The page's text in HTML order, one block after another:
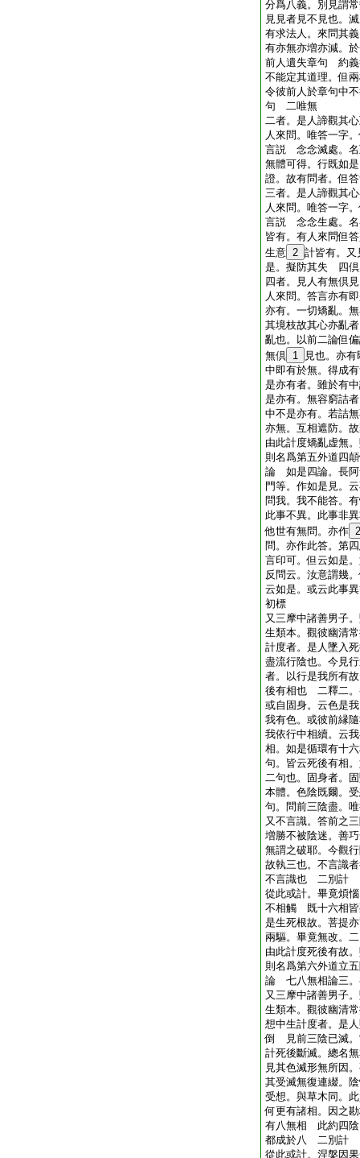
分爲八義。別見謂
見見者見不見也。
有求法人。來問其
有亦無亦増亦減。
前人遺失章句 約義
不能定其道理。但
令彼前人於章句中
句 二唯無
二者。是人諦觀其
人來問。唯答一字
言説 念念滅處。名
無體可得。行既如
證。故有問者。但
三者。是人諦觀其
人來問。唯答一字
言説 念念生處。名
皆有。有人來問但
生意 2 計皆有。又
是。擬防其失 四
四者。見人有無倶
人來問。答言亦有
亦有。一切矯亂。
其境枝故其心亦亂
亂也。以前二論但
無倶 1
見也。亦
中即有於無。得成
是亦有者。雖於有
是亦有。無容窮詰
中不是亦有。若詰
亦無。互相遮防。
由此計度矯亂虚無
則名爲第五外道四
論 如是四論。長阿
門等。作如是見。
問我。我不能答。
此事不異。此事非
他世有無問。亦作 2
問。亦作此答。第
言印可。但云如是
反問云。汝意謂幾
云如是。或云此事
初標
又三摩中諸善男子
生類本。觀彼幽清
計度者。是人墜入
盡流行陰也。今見
者。以行是我所有
後有相也 二釋二。
或自固身。云色是
我有色。或彼前縁
我依行中相續。云
相。如是循環有十
句。皆云死後有相
二句也。固身者。
本體。色陰既爾。
句。問前三陰盡。
又不言識。答前之
増勝不被陰迷。善
無謂之破耶。今觀
故執三也。不言識
不言識也 二別計
從此或計。畢竟煩
不相觸 既十六相皆
是生死根故。菩提
兩驅。畢竟無改。
由此計度死後有故
則名爲第六外道立
論 七八無相論三。
又三摩中諸善男子
生類本。觀彼幽清
想中生計度者。是
倒 見前三陰已滅。
計死後斷滅。總名
見其色滅形無所因
其受滅無復連綴。
受想。與草木同。
何更有諸相。因之
有八無相 此約四陰
都成於八 二別計
從此或計。涅槃因